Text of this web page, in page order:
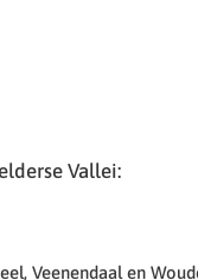
Vallei:
Veenendaal en